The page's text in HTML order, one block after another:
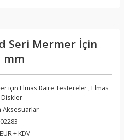
Seri Mermer İçin
mm
için Elmas Daire Testereler ,Elmas
Diskler
Aksesuarlar
+ KDV